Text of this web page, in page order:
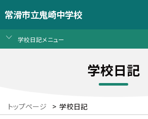
常滑市立鬼崎中学校
学校日記メニュー
学校日記
トップページ > 学校日記